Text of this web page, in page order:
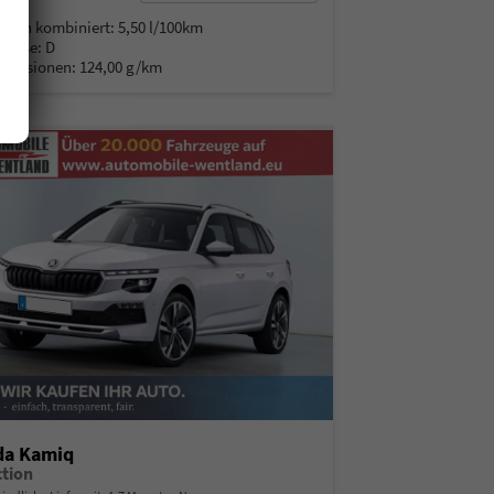
kombiniert:5,50 l/100km
D
124,00 g/km
Kamiq